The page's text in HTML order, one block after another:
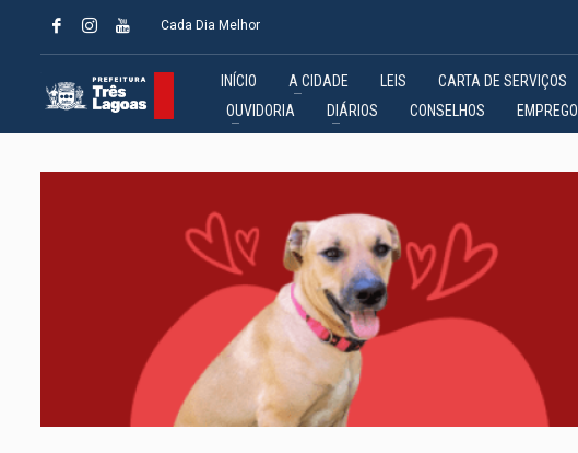
Cada Dia Melhor
INÍCIO A CIDADE LEIS CARTA DE SERVIÇOS
OUVIDORIA
DIÁRIOS CONSELHOS EMPREGO